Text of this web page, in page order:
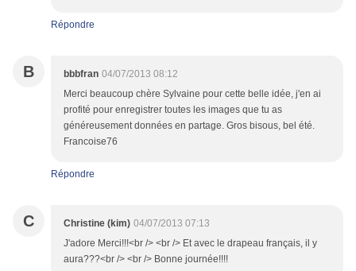
Répondre
B bbbfran 04/07/2013 08:12
Merci beaucoup chère Sylvaine pour cette belle idée, j'en ai
profité pour enregistrer toutes les images que tu as
généreusement données en partage. Gros bisous, bel été.
Francoise76
Répondre
C Christine (kim) 04/07/2013 07:13
J'adore Merci!!!<br /> <br /> Et avec le drapeau français, il y
aura???<br /> <br /> Bonne journée!!!!